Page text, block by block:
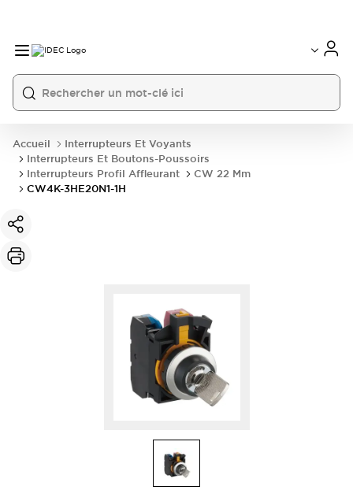
Accueil
Interrupteurs Et Voyants
Interrupteurs Et Boutons-Poussoirs
Interrupteurs Profil Affleurant
CW 22 Mm
CW4K-3HE20N1-1H